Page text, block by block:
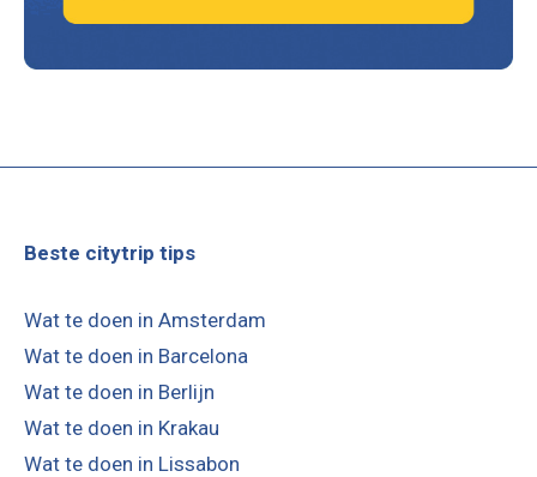
Beste citytrip tips
Wat te doen in Amsterdam
Wat te doen in Barcelona
Wat te doen in Berlijn
Wat te doen in Krakau
Wat te doen in Lissabon